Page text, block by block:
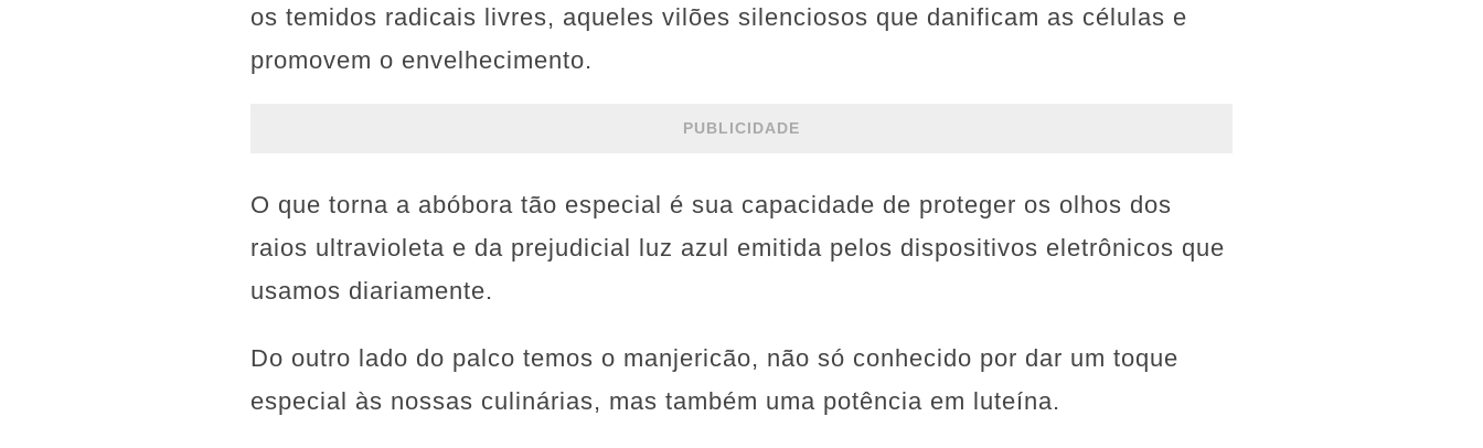
os temidos radicais livres, aqueles vilões silenciosos que danificam as células e
promovem o envelhecimento.
PUBLICIDADE
O que torna a abóbora tão especial é sua capacidade de proteger os olhos dos
raios ultravioleta e da prejudicial luz azul emitida pelos dispositivos eletrônicos que
usamos diariamente.
Do outro lado do palco temos o manjericão, não só conhecido por dar um toque
especial às nossas culinárias, mas também uma potência em luteína.